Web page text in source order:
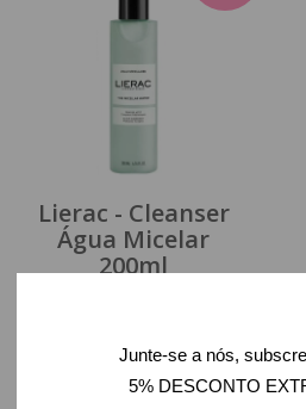
Lierac - Cleanser
Água Micelar
200ml
Comprar